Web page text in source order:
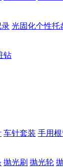
录 光固化个性托
钻
车针套装 手用
抛光刷 抛光轮